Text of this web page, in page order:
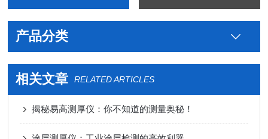
产品分类
相关文章 RELATED ARTICLES
揭秘易高测厚仪：你不知道的测量奥秘！